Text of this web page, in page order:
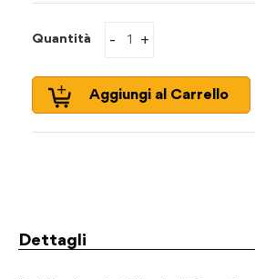
Quantità +
-
Aggiungi al Carrello
Dettagli